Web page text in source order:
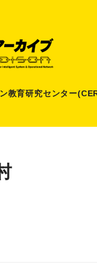
教育研究センター